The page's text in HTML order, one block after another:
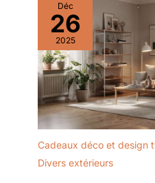
Déc
26
2025
Cadeaux déco et design
Divers extérieurs